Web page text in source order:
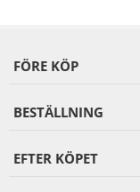
FÖRE KÖP
BESTÄLLNING
EFTER KÖPET